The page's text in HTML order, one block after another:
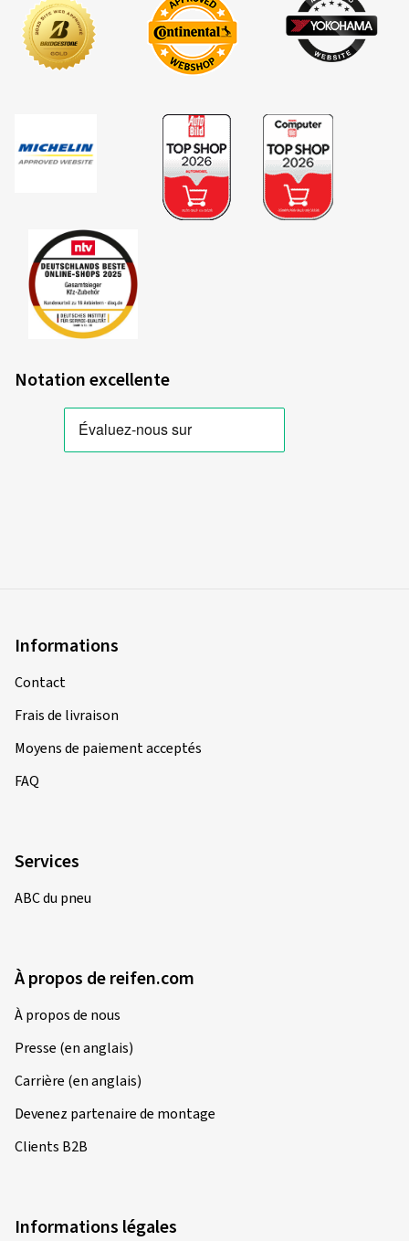
Notation excellente
Informations
Contact
Frais de livraison
Moyens de paiement acceptés
FAQ
Services
ABC du pneu
À propos de reifen.com
À propos de nous
Presse (en anglais)
Carrière (en anglais)
Devenez partenaire de montage
Clients B2B
Informations légales